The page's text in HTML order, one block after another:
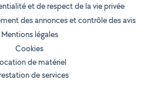
et de respect de la vie privée
des annonces et contrôle des avis
Mentions légales
Cookies
de matériel
de services